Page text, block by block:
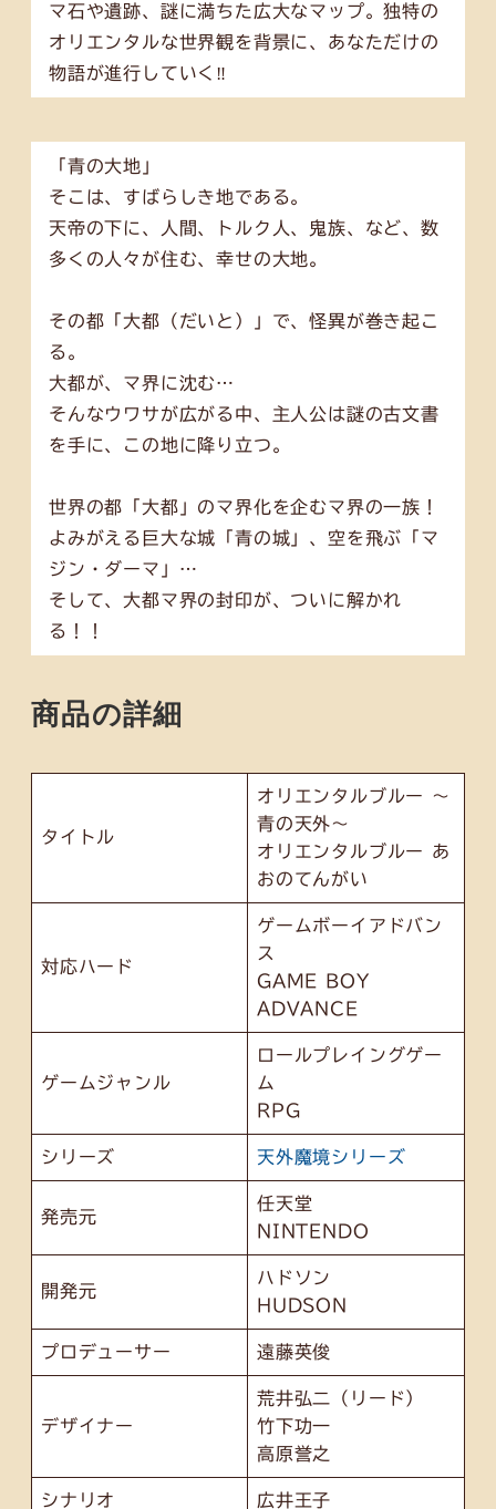
マ石や遺跡、謎に満ちた広大なマップ。独特の
オリエンタルな世界観を背景に、あなただけの
物語が進行していく‼
「青の大地」
そこは、すばらしき地である。
天帝の下に、人間、トルク人、鬼族、など、数
多くの人々が住む、幸せの大地。
その都「大都（だいと）」で、怪異が巻き起こ
る。
大都が、マ界に沈む…
そんなウワサが広がる中、主人公は謎の古文書
を手に、この地に降り立つ。
世界の都「大都」のマ界化を企むマ界の一族！
よみがえる巨大な城「青の城」、空を飛ぶ「マ
ジン・ダーマ」…
そして、大都マ界の封印が、ついに解かれ
る！！
商品の詳細
タイトル
オリエンタルブルー ～
青の天外～
オリエンタルブルー あ
おのてんがい
対応ハード
ゲームボーイアドバン
ス
GAME BOY
ADVANCE
ゲームジャンル
ロールプレイングゲー
ム
RPG
シリーズ 天外魔境シリーズ
発売元
任天堂
NINTENDO
開発元
ハドソン
HUDSON
プロデューサー 遠藤英俊
デザイナー
荒井弘二（リード）
竹下功一
高原誉之
シナリオ 広井王子